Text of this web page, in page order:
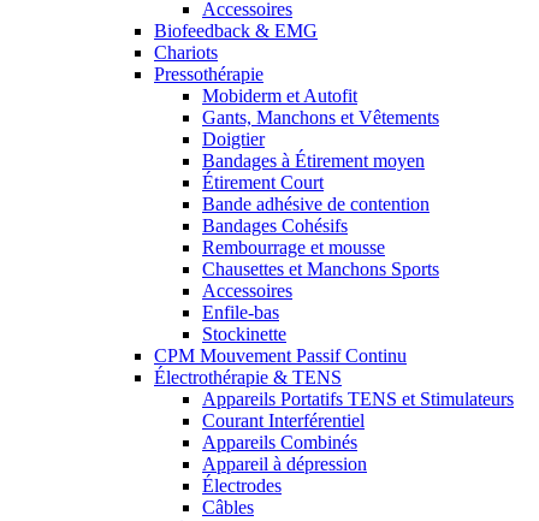
Accessoires
Biofeedback & EMG
Chariots
Pressothérapie
Mobiderm et Autofit
Gants, Manchons et Vêtements
Doigtier
Bandages à Étirement moyen
Étirement Court
Bande adhésive de contention
Bandages Cohésifs
Rembourrage et mousse
Chausettes et Manchons Sports
Accessoires
Enfile-bas
Stockinette
CPM Mouvement Passif Continu
Électrothérapie & TENS
Appareils Portatifs TENS et Stimulateurs
Courant Interférentiel
Appareils Combinés
Appareil à dépression
Électrodes
Câbles